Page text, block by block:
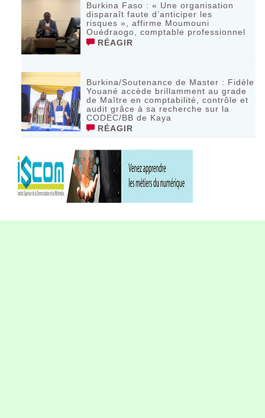
Burkina Faso : « Une organisation
disparaît faute d’anticiper les
risques », affirme Moumouni
Ouédraogo, comptable professionnel
RÉAGIR
Burkina/Soutenance de Master : Fidèle
Youané accède brillamment au grade
de Maître en comptabilité, contrôle et
audit grâce à sa recherche sur la
CODEC/BB de Kaya
RÉAGIR